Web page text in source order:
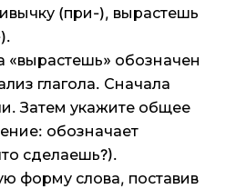
(при-), вырастешь
«вырастешь» обозначен
глагола. Сначала
Затем укажите общее
обозначает
сделаешь?).
форму слова, поставив